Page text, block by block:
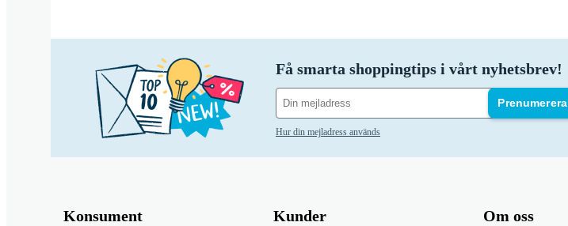
Få smarta shoppingtips i vårt nyhetsbrev!
Prenumerera
Hur din mejladress används
Konsument Kunder Om oss